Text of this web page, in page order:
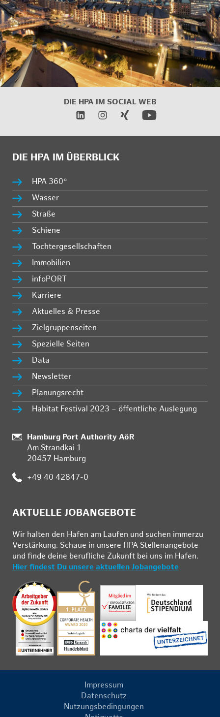
DIE HPA IM SOCIAL WEB
DIE HPA IM ÜBERBLICK
HPA 360°
Wasser
Straße
Schiene
Tochtergesellschaften
Immobilien
infoPORT
Karriere
Aktuelles & Presse
Zielgruppenseiten
Spezielle Seiten
Data
Newsletter
Planungsrecht
Habitat Festival 2023 – öffentliche Auslegung
Standort:
Hamburg Port Authority AöR
Am Strandkai 1
20457 Hamburg
Telefon:
+49 40 42847-0
AKTUELLE JOBANGEBOTE
Wir hal­ten den Ha­fen am Lau­fen und su­chen im­mer­zu
Ver­stär­kung. Schau­e in un­se­re HPA Stel­len­an­ge­bo­te
und fin­de deine be­ruf­li­che Zu­kunft bei uns im Ha­fen.
Hier findest Du unsere aktuellen Jobangebote
Impressum
Datenschutz
Nutzungsbedingungen